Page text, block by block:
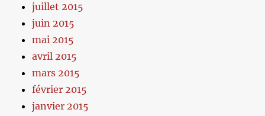
juillet 2015
juin 2015
mai 2015
avril 2015
mars 2015
février 2015
janvier 2015